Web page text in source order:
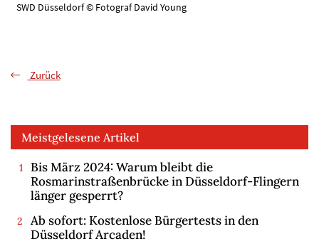
SWD Düsseldorf © Fotograf David Young
Zurück
Meistgelesene Artikel
Bis März 2024: Warum bleibt die
Rosmarinstraßenbrücke in Düsseldorf-Flingern
länger gesperrt?
Ab sofort: Kostenlose Bürgertests in den
Düsseldorf Arcaden!